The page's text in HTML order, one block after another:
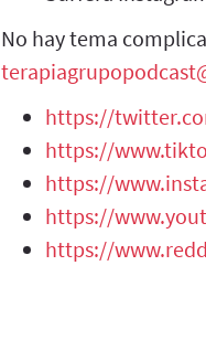
No hay tema
https://
https://
https://
https://
https://